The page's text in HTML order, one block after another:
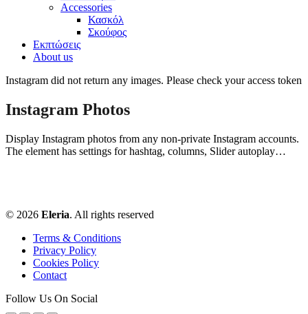
Accessories
Κασκόλ
Σκούφος
Εκπτώσεις
About us
Instagram did not return any images. Please check your access token
Instagram Photos
Display Instagram photos from any non-private Instagram accounts.
The element has settings for hashtag, columns, Slider autoplay…
© 2026 Eleria. All rights reserved
Terms & Conditions
Privacy Policy
Cookies Policy
Contact
Follow Us On Social